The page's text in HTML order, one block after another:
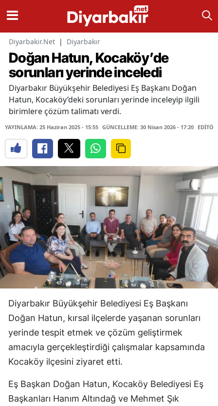
Diyarbakir.Net | Diyarbakır
Doğan Hatun, Kocaköy’de
sorunları yerinde inceledi
Diyarbakır Büyükşehir Belediyesi Eş Başkanı Doğan
Hatun, Kocaköy’deki sorunları yerinde inceleyip ilgili
birimlere çözüm talimatı verdi.
YAYINLAMA: 25 Haziran 2025 - 15:55 GÜNCELLEME: 30 Nisan 2026 - 17:20
Diyarbakır Büyükşehir Belediyesi Eş Başkanı
Doğan Hatun, kırsal ilçelerde yaşanan sorunları
yerinde tespit etmek ve çözüm geliştirmek
amacıyla gerçekleştirdiği çalışmalar kapsamında
Kocaköy ilçesini ziyaret etti.
Eş Başkan Doğan Hatun, Kocaköy Belediyesi Eş
Başkanları Hanım Altındağ ve Mehmet Şık